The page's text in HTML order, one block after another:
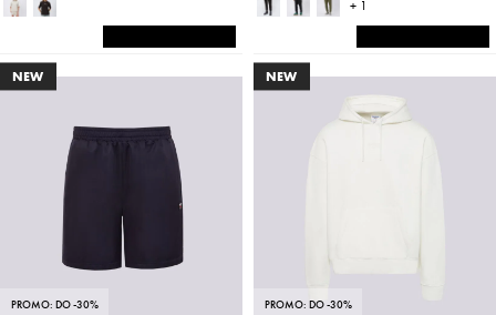
+ 1
NEW
PROMO: DO -30%
NEW
PROMO: DO -30%